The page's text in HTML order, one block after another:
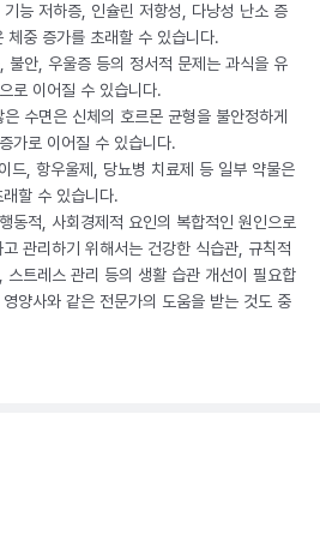
능 저하증, 인슐린 저항성, 다낭성 난소 증
체중 증가를 초래할 수 있습니다.
안, 우울증 등의 정서적 문제는 과식을 유
로 이어질 수 있습니다.
수면은 신체의 호르몬 균형을 불안정하게
가로 이어질 수 있습니다.
드, 항우울제, 당뇨병 치료제 등 일부 약물은
할 수 있습니다.
동적, 사회경제적 요인의 복합적인 원인으로
관리하기 위해서는 건강한 식습관, 규칙적
스트레스 관리 등의 생활 습관 개선이 필요합
양사와 같은 전문가의 도움을 받는 것도 중